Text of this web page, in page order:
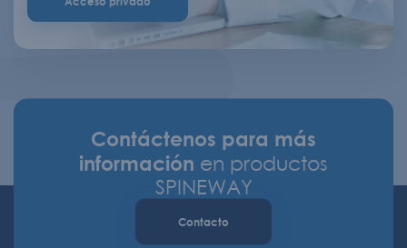
Contáctenos para más
información en productos
SPINEWAY
Contacto